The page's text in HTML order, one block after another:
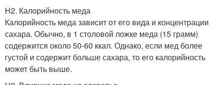
H2. Калорийность меда
Калорийность меда зависит от его вида и концентрации
сахара. Обычно, в 1 столовой ложке меда (15 грамм)
содержится около 50-60 ккал. Однако, если мед более
густой и содержит больше сахара, то его калорийность
может быть выше.